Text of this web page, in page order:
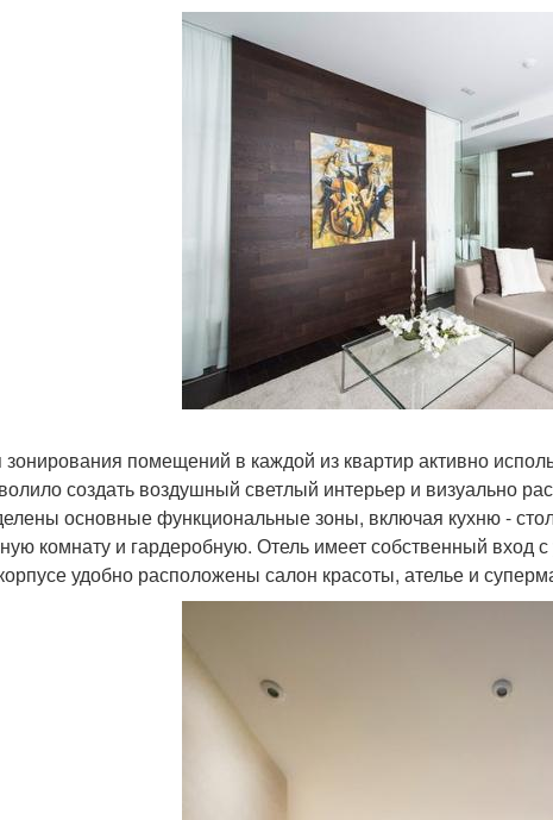
помещений в каждой из квартир активно
создать воздушный светлый интерьер и визуально
основные функциональные зоны, включая кухню -
комнату и гардеробную. Отель имеет собственный вход
удобно расположены салон красоты, ателье и